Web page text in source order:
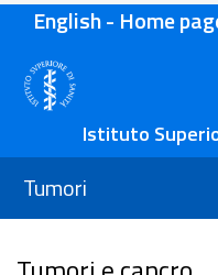
English - Home
Istituto
Tumori